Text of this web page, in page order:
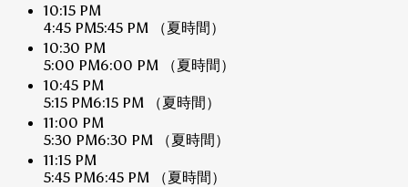
10:15 PM
4:45 PM5:45 PM
（夏時間）
10:30 PM
5:00 PM6:00 PM
（夏時間）
10:45 PM
5:15 PM6:15 PM
（夏時間）
11:00 PM
5:30 PM6:30 PM
（夏時間）
11:15 PM
5:45 PM6:45 PM
（夏時間）